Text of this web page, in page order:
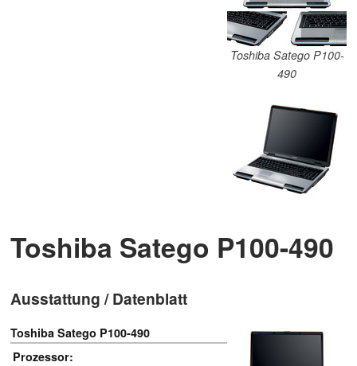
Toshiba Satego P100-
490
Toshiba Satego P100-490
Ausstattung / Datenblatt
Toshiba Satego P100-490
Prozessor